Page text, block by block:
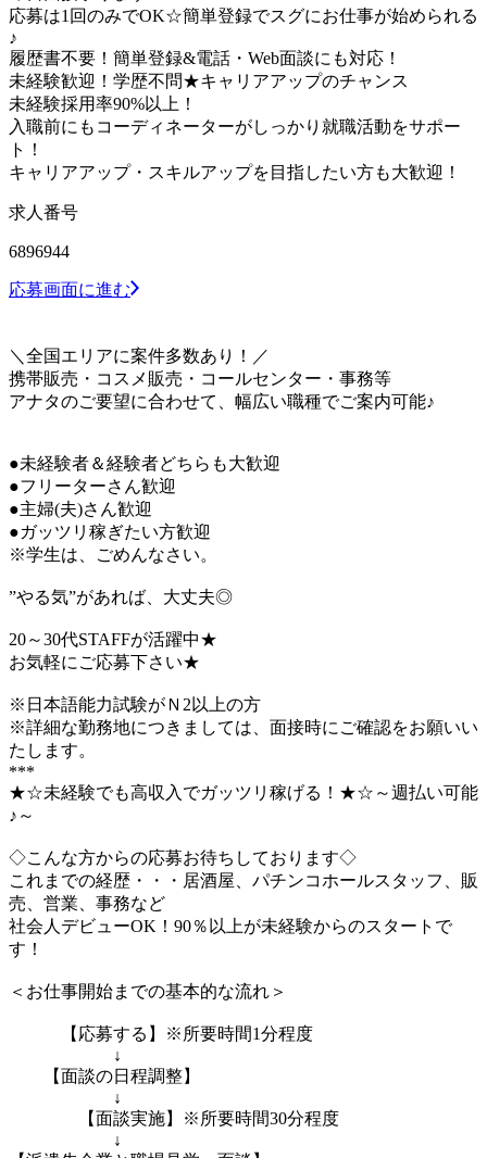
応募は1回のみでOK☆簡単登録でスグにお仕事が始められる
♪
履歴書不要！簡単登録&電話・Web面談にも対応！
未経験歓迎！学歴不問★キャリアアップのチャンス
未経験採用率90%以上！
入職前にもコーディネーターがしっかり就職活動をサポー
ト！
キャリアアップ・スキルアップを目指したい方も大歓迎！
求人番号
6896944
応募画面に進む
＼全国エリアに案件多数あり！／
携帯販売・コスメ販売・コールセンター・事務等
アナタのご要望に合わせて、幅広い職種でご案内可能♪
●未経験者＆経験者どちらも大歓迎
●フリーターさん歓迎
●主婦(夫)さん歓迎
●ガッツリ稼ぎたい方歓迎
※学生は、ごめんなさい。
”やる気”があれば、大丈夫◎
20～30代STAFFが活躍中★
お気軽にご応募下さい★
※日本語能力試験がＮ2以上の方
※詳細な勤務地につきましては、面接時にご確認をお願いい
たします。
***
★☆未経験でも高収入でガッツリ稼げる！★☆～週払い可能
♪～
◇こんな方からの応募お待ちしております◇
これまでの経歴・・・居酒屋、パチンコホールスタッフ、販
売、営業、事務など
社会人デビューOK！90％以上が未経験からのスタートで
す！
＜お仕事開始までの基本的な流れ＞
【応募する】※所要時間1分程度
↓
【面談の日程調整】
↓
【面談実施】※所要時間30分程度
↓